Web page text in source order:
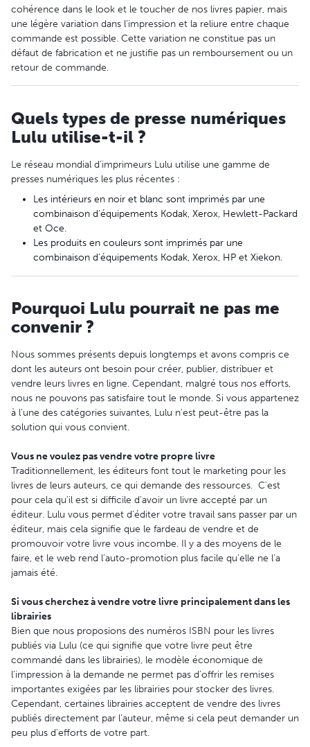
cohérence dans le look et le toucher de nos livres papier, mais
une légère variation dans l’impression et la reliure entre chaque
commande est possible. Cette variation ne constitue pas un
défaut de fabrication et ne justifie pas un remboursement ou un
retour de commande.
Quels types de presse numériques
Lulu utilise-t-il ?
Le réseau mondial d’imprimeurs Lulu utilise une gamme de
presses numériques les plus récentes :
Les intérieurs en noir et blanc sont imprimés par une
combinaison d’équipements Kodak, Xerox, Hewlett-Packard
et Oce.
Les produits en couleurs sont imprimés par une
combinaison d’équipements Kodak, Xerox, HP et Xiekon.
Pourquoi Lulu pourrait ne pas me
convenir ?
Nous sommes présents depuis longtemps et avons compris ce
dont les auteurs ont besoin pour créer, publier, distribuer et
vendre leurs livres en ligne. Cependant, malgré tous nos efforts,
nous ne pouvons pas satisfaire tout le monde. Si vous appartenez
à l'une des catégories suivantes, Lulu n'est peut-être pas la
solution qui vous convient.
Vous ne voulez pas vendre votre propre livre
Traditionnellement, les éditeurs font tout le marketing pour les
livres de leurs auteurs, ce qui demande des ressources. C'est
pour cela qu'il est si difficile d'avoir un livre accepté par un
éditeur. Lulu vous permet d'éditer votre travail sans passer par un
éditeur, mais cela signifie que le fardeau de vendre et de
promouvoir votre livre vous incombe. Il y a des moyens de le
faire, et le web rend l'auto-promotion plus facile qu'elle ne l'a
jamais été.
Si vous cherchez à vendre votre livre principalement dans les
librairies
Bien que nous proposions des numéros ISBN pour les livres
publiés via Lulu (ce qui signifie que votre livre peut être
commandé dans les librairies), le modèle économique de
l'impression à la demande ne permet pas d'offrir les remises
importantes exigées par les librairies pour stocker des livres.
Cependant, certaines librairies acceptent de vendre des livres
publiés directement par l'auteur, même si cela peut demander un
peu plus d'efforts de votre part.